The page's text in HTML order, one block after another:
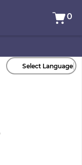
0
Select Language